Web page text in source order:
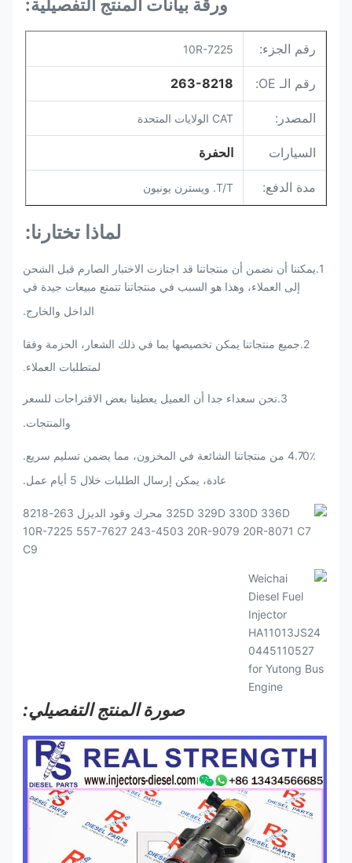
ورقة بيانات المنتج التفصيلية:
رقم الجزء: 10R-7225
رقم الـ OE: 263-8218
المصدر: CAT الولايات المتحدة
السيارات الحفرة
مدة الدفع: T/T. ويسترن يونيون
لماذا تختارنا:
1.يمكننا أن نضمن أن منتجاتنا قد اجتازت الاختبار الصارم قبل الشحن
إلى العملاء، وهذا هو السبب في منتجاتنا تتمتع مبيعات جيدة في
الداخل والخارج.
2. جميع منتجاتنا يمكن تخصيصها بما في ذلك الشعار، الحزمة وفقا
لمتطلبات العملاء.
3
.نحن سعداء جدا أن العميل يعطينا بعض الاقتراحات للسعر
والمنتجات.
4.70٪ من منتجاتنا الشائعة في المخزون، مما يضمن تسليم سريع.
عادة، يمكن إرسال الطلبات خلال 5 أيام عمل.
صورة المنتج التفصيلي: